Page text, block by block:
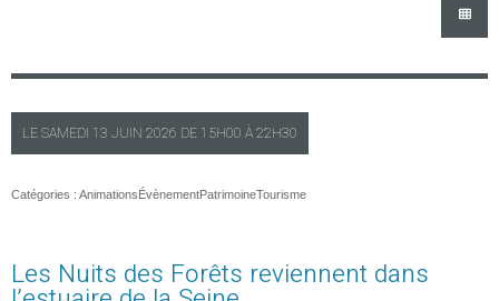
LESAMEDI 13 JUIN 2026 DE 15H00 À22H30
Catégories : AnimationsÉvènementPatrimoineTourisme
Les Nuits des Forêts reviennent dans